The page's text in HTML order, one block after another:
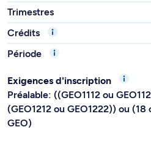
Trimestres
Crédits
Période
Exigences d'inscription
Préalable: ((GEO1112 ou
(GEO1212 ou GEO1222)) ou
GEO)